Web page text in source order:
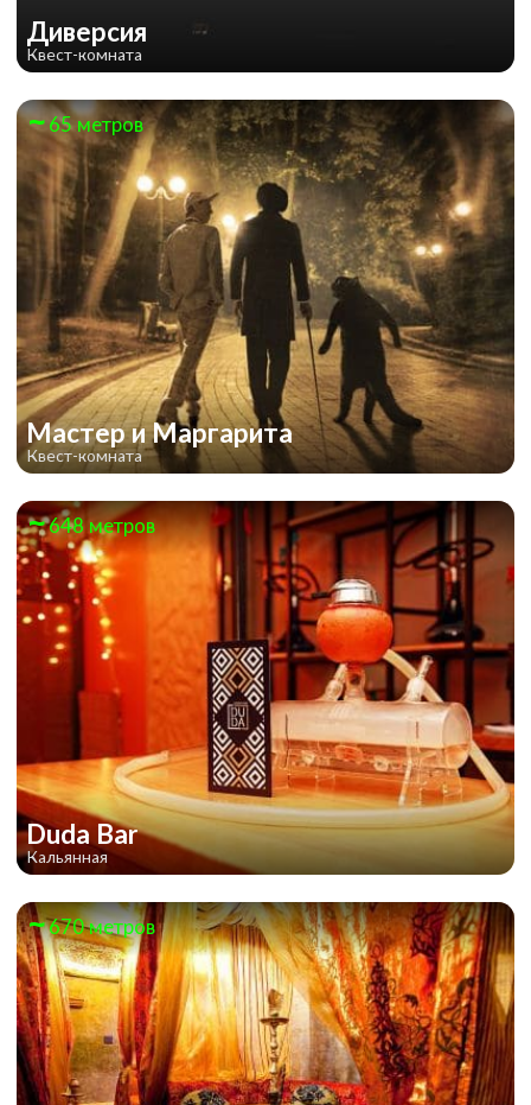
Pirates of the Caribbean
Гарри Поттер
Minecraft: Космические приключения
Диверсия
Квест-комната
65 метров
Мастер и Маргарита
Квест-комната
648 метров
Duda Bar
Кальянная
670 метров